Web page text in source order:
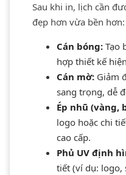
Sau khi in, lịch cần
đẹp hơn vừa bền hơn:
Cán bóng: Tạo
hợp thiết kế
Cán mờ: Giảm
sang trọng, dễ
Ép nhũ (vàng,
logo hoặc chi
cao cấp.
Phủ UV định
tiết (ví dụ: logo,